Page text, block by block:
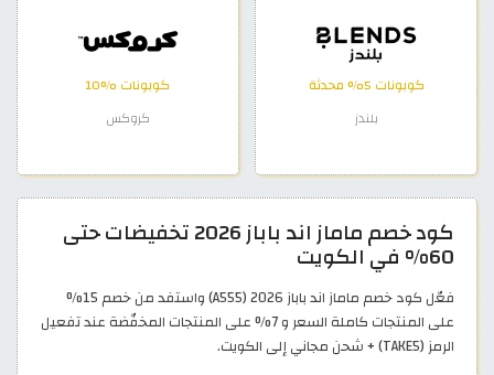
كوبونات 5% محدثة
بلندز
كوبونات %10
كروكس
كود خصم ماماز اند باباز 2026 تخفيضات حتى
60% في الكويت
فعّل كود خصم ماماز اند باباز 2026 (A555) واستفد من خصم 15%
على المنتجات كاملة السعر و 7% على المنتجات المخفّضة عند تفعيل
الرمز (TAKE5) + شحن مجاني إلى الكويت.